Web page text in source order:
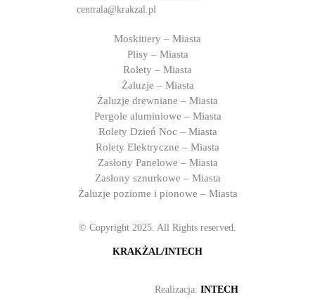
centrala@krakzal.pl
Moskitiery – Miasta
Plisy – Miasta
Rolety – Miasta
Żaluzje – Miasta
Żaluzje drewniane – Miasta
Pergole aluminiowe – Miasta
Rolety Dzień Noc – Miasta
Rolety Elektryczne – Miasta
Zasłony Panelowe – Miasta
Zasłony sznurkowe – Miasta
Żaluzje poziome i pionowe – Miasta
© Copyright 2025. All Rights reserved.
KRAKŻAL/INTECH
Realizacja: INTECH